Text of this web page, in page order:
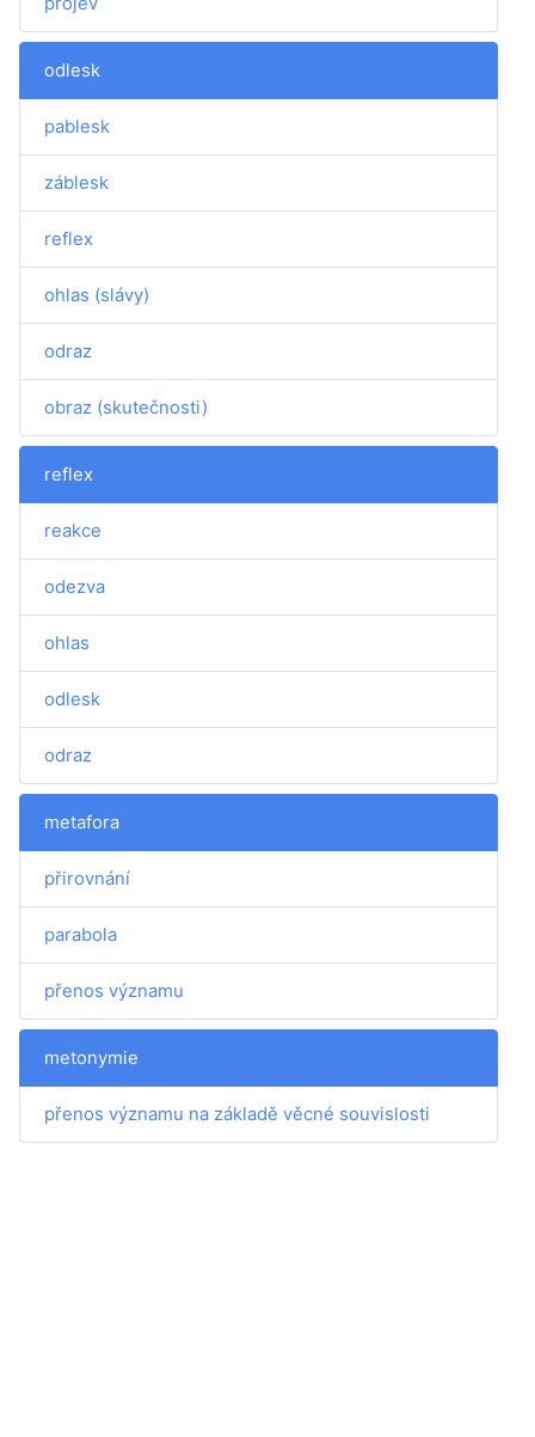
odlesk
pablesk
záblesk
reflex
ohlas (slávy)
odraz
obraz (skutečnosti)
reflex
reakce
odezva
ohlas
odlesk
odraz
metafora
přirovnání
parabola
přenos významu
metonymie
přenos významu na základě věcné souvislosti